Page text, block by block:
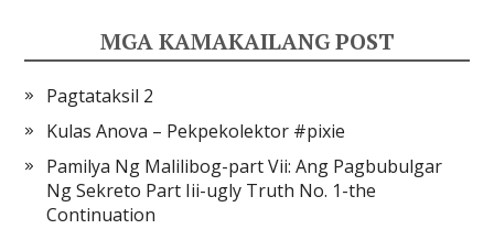
MGA KAMAKAILANG POST
Pagtataksil 2
Kulas Anova – Pekpekolektor #pixie
Pamilya Ng Malilibog-part Vii: Ang Pagbubulgar
Ng Sekreto Part Iii-ugly Truth No. 1-the
Continuation